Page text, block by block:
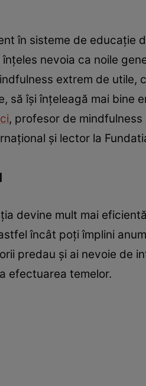
în sisteme de educație
nevoia ca noile
extrem de utile,
să își înțeleagă mai bine
, profesor de
și lector la
devine mult mai
încât poți împlini
predau și ai nevoie de
efectuarea temelor.